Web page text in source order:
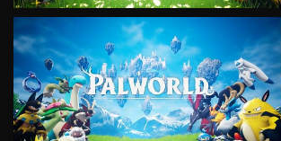
VIEW